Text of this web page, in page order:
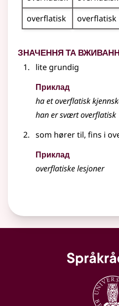
overflatisk
overflatisk
Значення та
lite grundig
Приклад
ha etoverflatisk
han er sværtoverflatisk
som hører til, fins i
Приклад
overflatiskelesjoner